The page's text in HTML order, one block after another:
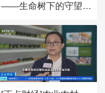
——生命树下的守望